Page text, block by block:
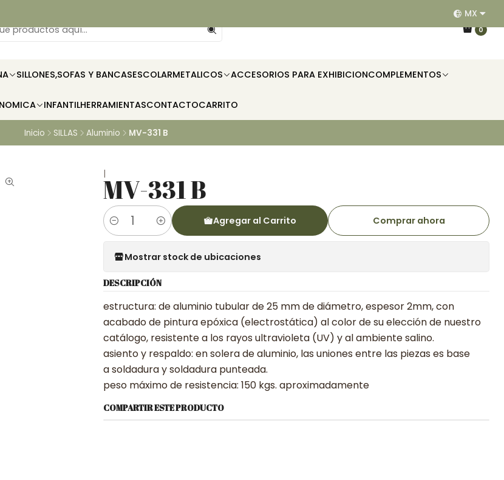
0
SILLONES,SOFAS Y BANCASESCOLARMETALICOS ACCESORIOS PARA EXHIBICIONCOMPLEMENTOS
INFANTILHERRAMIENTASCONTACTOCARRITO
EQUIPAMOS RESTAURANTES, HOTELES, OFICINAS E
MX
Inicio SILLAS Aluminio MV-331 B
|MV-331 B
Cantidad
Agregar al Carrito Comprar ahora
Mostrar stock de ubicaciones
DESCRIPCIÓN
estructura: de aluminio tubular de 25 mm de diámetro, espesor 2mm, con
acabado de pintura epóxica (electrostática) al color de su elección de nuestro
catálogo, resistente a los rayos ultravioleta (UV) y al ambiente salino.
asiento y respaldo: en solera de aluminio, las uniones entre las piezas es base
a soldadura y soldadura punteada.
peso máximo de resistencia: 150 kgs. aproximadamente
COMPARTIR ESTE PRODUCTO